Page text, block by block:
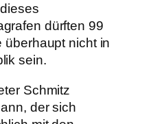
dürften 99
überhaupt nicht in
sein.
Schmitz
der sich